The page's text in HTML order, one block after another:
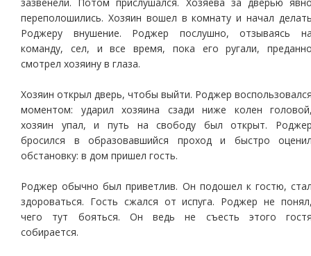
переполошились. Хозяин вошел в комнату и начал
Роджеру внушение. Роджер послушно, отзываясь
команду, сел, и все время, пока его ругали,
смотрел хозяину в глаза.
Хозяин открыл дверь, чтобы выйти. Роджер
моментом: ударил хозяина сзади ниже колен
хозяин упал, и путь на свободу был открыт.
бросился в образовавшийся проход и быстро
обстановку: в дом пришел гость.
Роджер обычно был приветлив. Он подошел к гостю,
здороваться. Гость сжался от испуга. Роджер не
чего тут бояться. Он ведь не съесть этого
собирается.